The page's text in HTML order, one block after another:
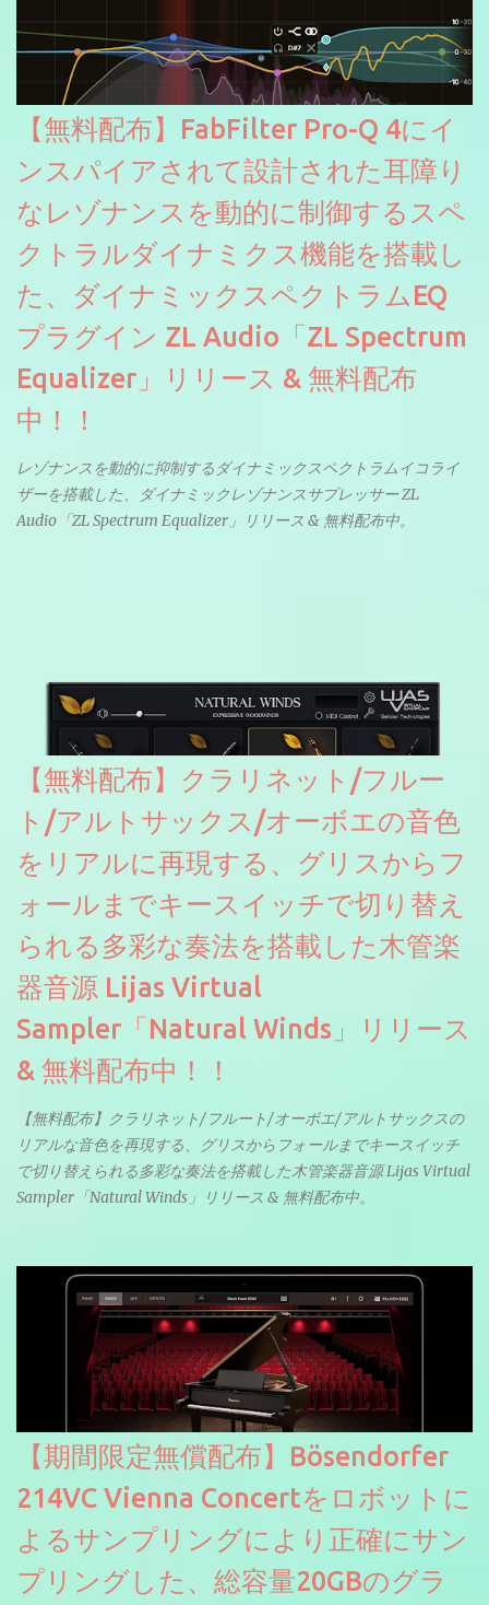
【無料配布】FabFilter Pro-Q 4にイ
ンスパイアされて設計された耳障り
なレゾナンスを動的に制御するスペ
クトラルダイナミクス機能を搭載し
た、ダイナミックスペクトラムEQ
プラグイン ZL Audio「ZL Spectrum
Equalizer」リリース & 無料配布
中！！
レゾナンスを動的に抑制するダイナミックスペクトラムイコライ
ザーを搭載した、ダイナミックレゾナンスサプレッサー ZL
Audio「ZL Spectrum Equalizer」リリース & 無料配布中。
【無料配布】クラリネット/フルー
ト/アルトサックス/オーボエの音色
をリアルに再現する、グリスからフ
ォールまでキースイッチで切り替え
られる多彩な奏法を搭載した木管楽
器音源 Lijas Virtual
Sampler「Natural Winds」リリース
& 無料配布中！！
【無料配布】クラリネット/フルート/オーボエ/アルトサックスの
リアルな音色を再現する、グリスからフォールまでキースイッチ
で切り替えられる多彩な奏法を搭載した木管楽器音源 Lijas Virtual
Sampler「Natural Winds」リリース & 無料配布中。
【期間限定無償配布】Bösendorfer
214VC Vienna Concertをロボットに
よるサンプリングにより正確にサン
プリングした、総容量20GBのグラ